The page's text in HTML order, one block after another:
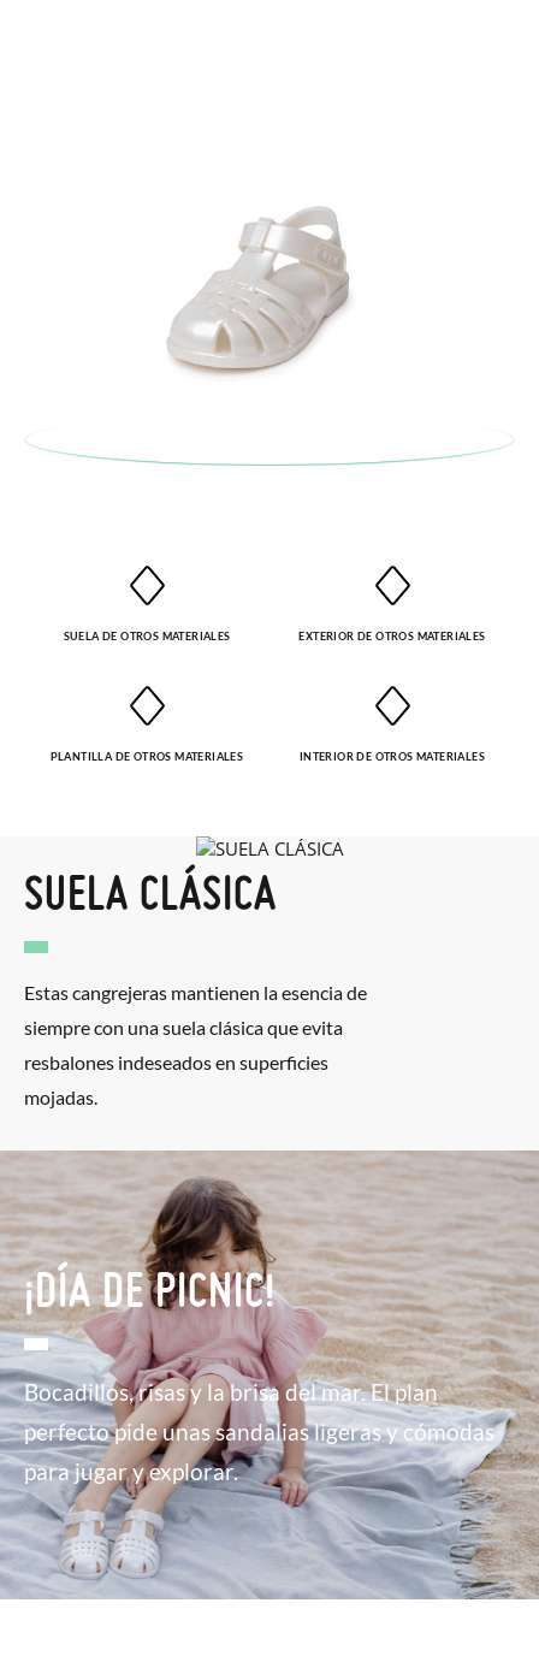
SUELA DE OTROS MATERIALES EXTERIOR DE OTROS MATERIALES
PLANTILLA DE OTROS MATERIALES INTERIOR DE OTROS MATERIALES
SUELA CLÁSICA
Estas cangrejeras mantienen la esencia de
siempre con una suela clásica que evita
resbalones indeseados en superficies
mojadas.
¡DÍA DE PICNIC!
Bocadillos, risas y la brisa del mar. El plan
perfecto pide unas sandalias ligeras y cómodas
para jugar y explorar.